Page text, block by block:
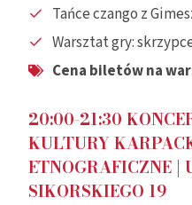
Tańce czango z
Warsztat gry:
Cena biletów na
20:00-21:30
KULTURY
ETNOGRAFICZNE |
SIKORSKIEGO 19